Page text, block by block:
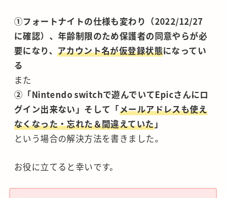
①フォートナイトの仕様も変わり（2022/12/27
に確認）、年齢制限のため保護者の同意やらが必
要になり、 アカウント名が仮登録状態になってい
る
また
②「Nintendo switchで遊んでいてEpicさんにロ
グイン出来ない」そして「メールアドレスも使え
なくなった・忘れた＆間違えていた」
という場合の解決方法を書きました。
お役に立てると幸いです。